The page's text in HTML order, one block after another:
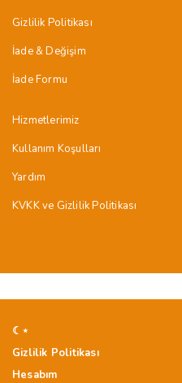
Gizlilik Politikası
İade & Değişim
İade Formu
Hizmetlerimiz
Kullanım Koşulları
Yardım
KVKK ve Gizlilik Politikası
☾⋆
Gizlilik Politikası
Hesabım